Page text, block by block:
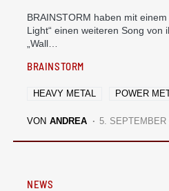
BRAINSTORM haben mit
Light“ einen weiteren Song von
„Wall…
BRAINSTORM
HEAVY METAL POWER
VON ANDREA 5. SEPTEMBER
NEWS